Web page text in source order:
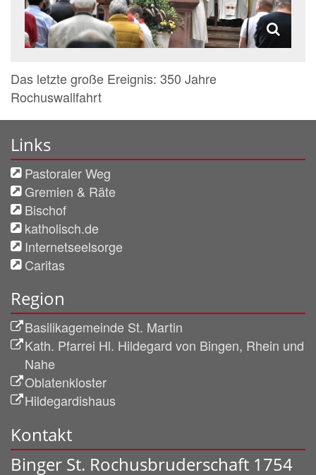
Das letzte große Ereignis: 350 Jahre
Rochuswallfahrt
Links
Pastoraler Weg
Gremien & Räte
Bischof
katholisch.de
Internetseelsorge
Caritas
Region
Basilikagemeinde St. Martin
Kath. Pfarrei Hl. Hildegard von Bingen, Rhein und
Nahe
Oblatenkloster
Hildegardishaus
Kontakt
Binger St. Rochusbruderschaft 1754